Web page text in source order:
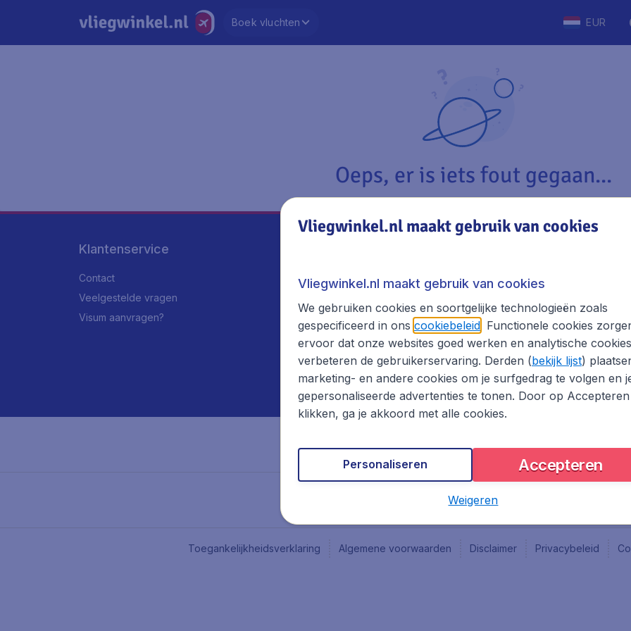
Boek vluchten EUR
Oeps, er is iets fout gegaan...
Klantenservice
Contact
Veelgestelde vragen
Visum aanvragen?
Over Vliegwinkel.nl
Reisgids
Toegankelijkheidsverklaring Algemene voorwaarden Disclaimer Privacybeleid
Vliegwinkel.nl maakt gebruik van cookies
Vliegwinkel.nl maakt gebruik van cookies
We gebruiken cookies en soortgelijke technologieën zoals
gespecificeerd in ons cookiebeleid. Functionele cookies
ervoor dat onze websites goed werken en analytische cookies
verbeteren de gebruikerservaring. Derden (bekijk lijst)
marketing- en andere cookies om je surfgedrag te volgen en
gepersonaliseerde advertenties te tonen. Door op
klikken, ga je akkoord met alle cookies.
Accepteren
Personaliseren
Weigeren